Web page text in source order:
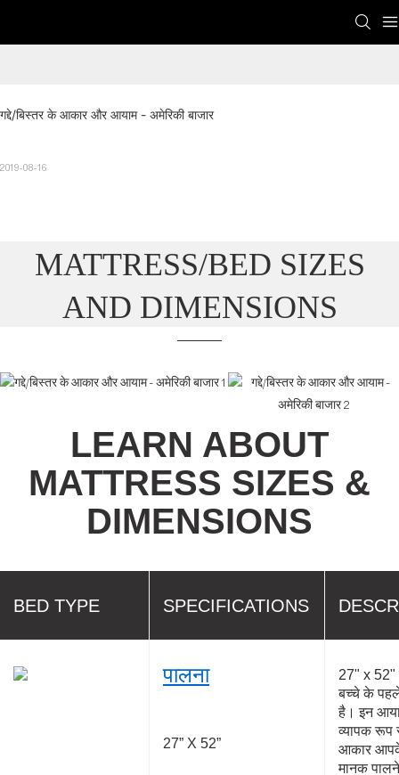
गद्दे/बिस्तर के आकार और आयाम - अमेरिकी बाजार
2019-08-16
MATTRESS/BED SIZES
AND DIMENSIONS
LEARN ABOUT
MATTRESS SIZES &
DIMENSIONS
BED TYPE SPECIFICATIONS
पालना
27” X 52”
27" x 52"
बच्चे के
है। इन
व्यापक रूप
आकार आपके
मानक